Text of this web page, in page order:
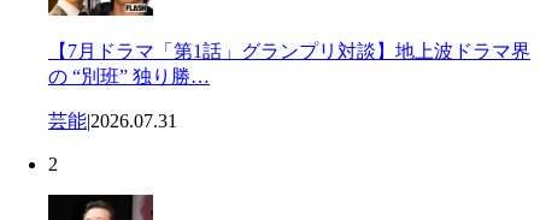
【7月ドラマ「第1話」グランプリ対談】地上波ドラマ界
の “別班” 独り勝…
芸能|2026.07.31
2